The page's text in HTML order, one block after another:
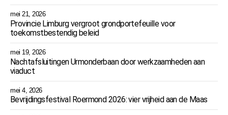
mei 21, 2026
Provincie Limburg vergroot grondportefeuille voor
toekomstbestendig beleid
mei 19, 2026
Nachtafsluitingen Urmonderbaan door werkzaamheden aan
viaduct
mei 4, 2026
Bevrijdingsfestival Roermond 2026: vier vrijheid aan de Maas